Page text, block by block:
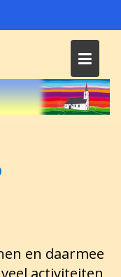
en daarmee
activiteiten